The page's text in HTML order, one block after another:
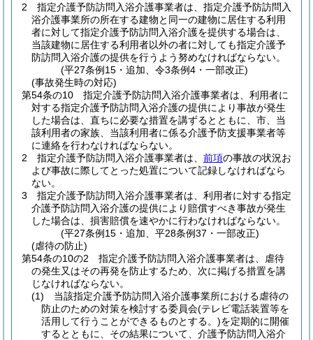
2
指定介護予防訪問入浴介護事業者は、指定介護予防訪問入
浴介護事業所の所在する建物と同一の建物に居住する利用
者に対して指定介護予防訪問入浴介護を提供する場合は、
当該建物に居住する利用者以外の者に対しても指定介護予
防訪問入浴介護の提供を行うよう努めなければならない。
(平27条例15・追加、令3条例4・一部改正)
(事故発生時の対応)
第54条の10
指定介護予防訪問入浴介護事業者は、利用者に
対する指定介護予防訪問入浴介護の提供により事故が発生
した場合は、直ちに必要な措置を講ずるとともに、市、当
該利用者の家族、当該利用者に係る介護予防支援事業者等
に連絡を行わなければならない。
2
指定介護予防訪問入浴介護事業者は、 前項の事故の状況お
よび事故に際してとった処置について記録しなければなら
ない。
3
指定介護予防訪問入浴介護事業者は、利用者に対する指定
介護予防訪問入浴介護の提供により賠償すべき事故が発生
した場合は、損害賠償を速やかに行わなければならない。
(平27条例15・追加、平28条例37・一部改正)
(虐待の防止)
第54条の10の2
指定介護予防訪問入浴介護事業者は、虐待
の発生又はその再発を防止するため、次に掲げる措置を講
じなければならない。
(1)
当該指定介護予防訪問入浴介護事業所における虐待の
防止のための対策を検討する委員会(テレビ電話装置等を
活用して行うことができるものとする。)を定期的に開催
するとともに、その結果について、介護予防訪問入浴介